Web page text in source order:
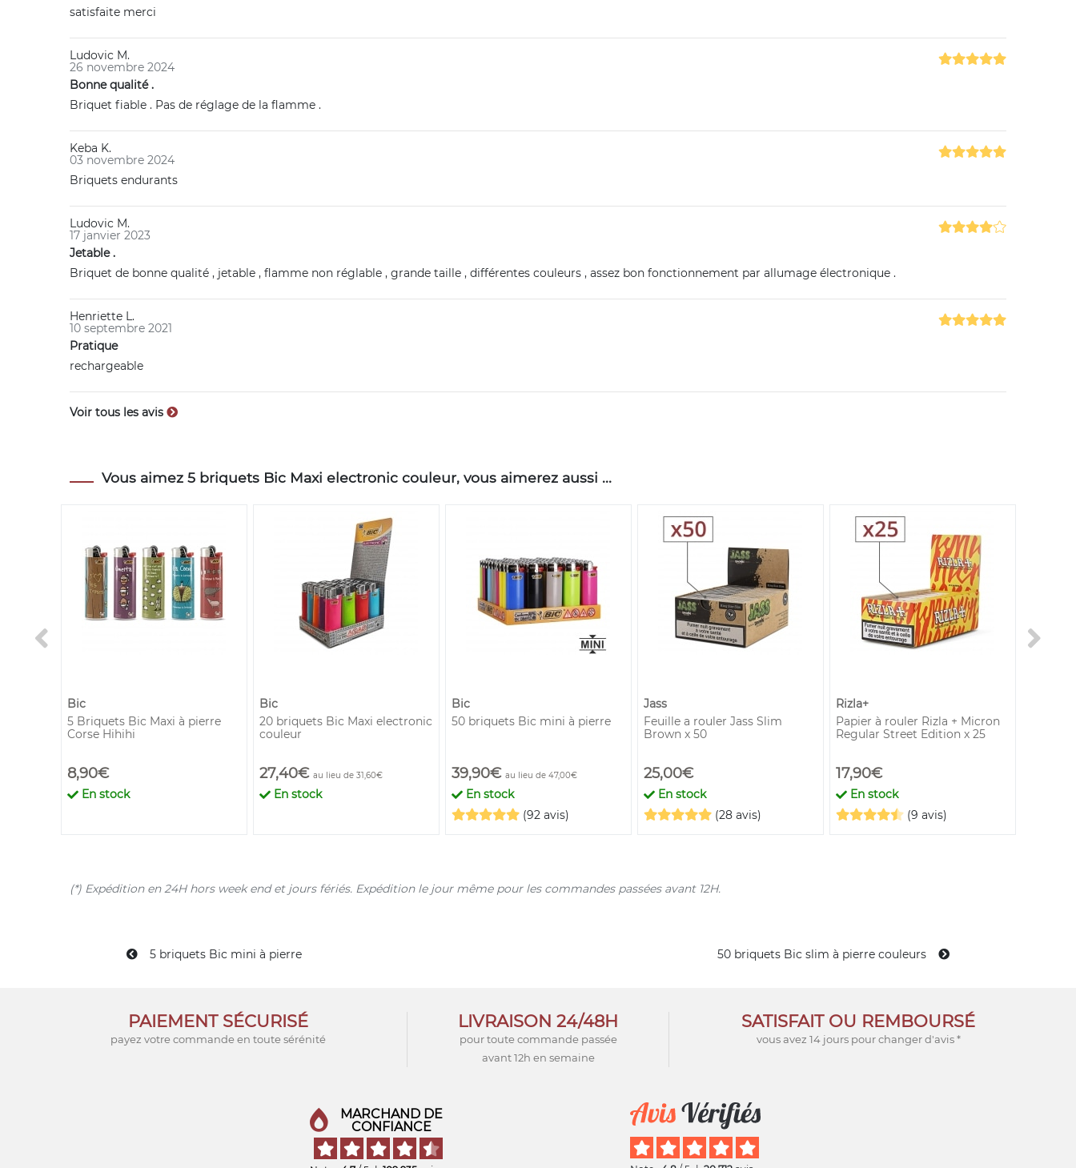
satisfaite merci
Ludovic M.
26 novembre 2024
Bonne qualité .
Briquet fiable . Pas de réglage de la flamme .
Keba K.
03 novembre 2024
Briquets endurants
Ludovic M.
17 janvier 2023
Jetable .
Briquet de bonne qualité , jetable , flamme non réglable , grande taille , différentes couleurs , assez bon fonctionnement par allumage électronique .
Henriette L.
10 septembre 2021
Pratique
rechargeable
Voir tous les avis
Vous aimez 5 briquets Bic Maxi electronic couleur, vous aimerez aussi ...
Bic
5 Briquets Bic Maxi à pierre
Corse Hihihi
8,90€
En stock
Bic
20 briquets Bic Maxi electronic
couleur
27,40€ au lieu de 31,60€
En stock
Bic
50 briquets Bic mini à pierre
39,90€ au lieu de 47,00€
En stock
(92 avis)
Jass
Feuille a rouler Jass Slim
Brown x 50
25,00€
En stock
(28 avis)
Rizla+
Papier à rouler Rizla + Micron
Regular Street Edition x 25
17,90€
En stock
(9 avis)
(*) Expédition en 24H hors week end et jours fériés. Expédition le jour même pour les commandes passées avant 12H.
5 briquets Bic mini à pierre 50 briquets Bic slim à pierre couleurs
PAIEMENT SÉCURISÉ
payez votre commande en toute sérénité
LIVRAISON 24/48H
pour toute commande passée
avant 12h en semaine
SATISFAIT OU REMBOURSÉ
vous avez 14 jours pour changer d'avis *
MARCHAND DE
CONFIANCE